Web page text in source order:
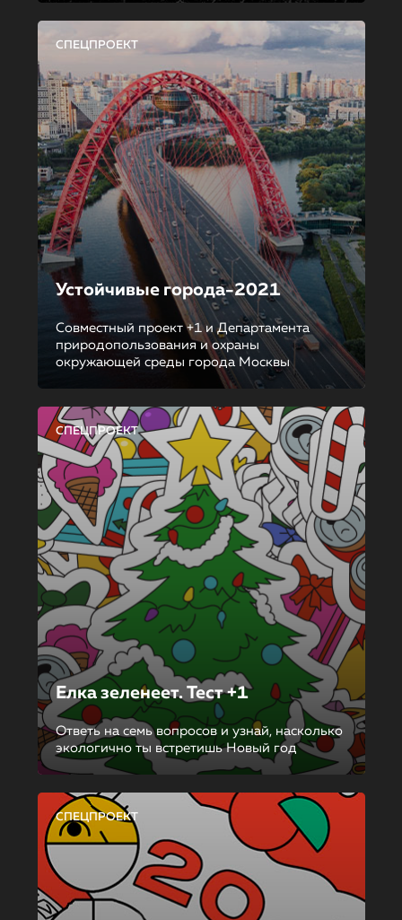
СПЕЦПРОЕКТ
Устойчивые города-2021
Совместный проект +1 и Департамента
природопользования и охраны
окружающей среды города Москвы
СПЕЦПРОЕКТ
Елка зеленеет. Тест +1
Ответь на семь вопросов и узнай, насколько
экологично ты встретишь Новый год
СПЕЦПРОЕКТ